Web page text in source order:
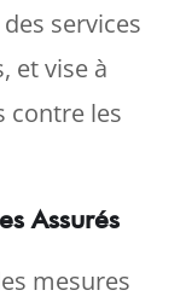
services
et vise à
contre les
Assurés
mesures